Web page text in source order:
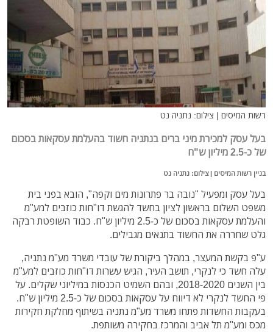
רשות המיסים | צילום: נתניה נט
בעל עסק למכירת מיני ברים בנתניה חשוד בהעלמת עסקאות בסכום
של כ-2.5 מיליון ש"ח
בניין רשות המיסים | צילום: נתניה נט
בעל עסק ומפעיל "נובה בר פתרונות מים וקפה", הובא בפני בית
משפט השלום בראשון לציון בחשד להגשת דו"חות כוזבים למע"מ
והעלמת עסקאות בסכום של כ-2.5 מיליון ש"ח. כבוד השופטת רבקה
גלט שחררה את החשוד בתנאים מגבילים.
ע"פ בקשת המעצר, במהלך ביקורת של עובדי משרד מע"מ נתניה,
עלה חשד כי לנקרי, תושב העיר, הגיש עשרות דו"חות כוזבים למע"מ
בין השנים 2018-2020, ובהם השמיט הכנסות במיליוני שקלים. על
פי החשד לנקרי לא דיווח על עסקאות בסכום של כ-2.5 מיליון ש"ח.
בעקבות החשדות פתחו משרד מע"מ נתניה בשיתוף מחלקת חקירות
מכס ומע"מ תל אביב והמרכז בחקירה משותפת.